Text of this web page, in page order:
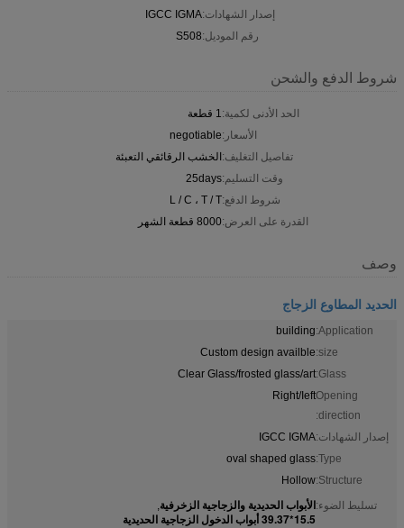
إصدار الشهادات:IGCC IGMA
رقم الموديل:S508
شروط الدفع والشحن
الحد الأدنى لكمية:1 قطعة
الأسعار:negotiable
تفاصيل التغليف:الخشب الرقائقي التعبئة
وقت التسليم:25days
شروط الدفع:L / C ، T / T
القدرة على العرض:8000 قطعة الشهر
وصف
الحديد المطاوع الزجاج
Application:
building
size:
Custom design availble
Glass:
Clear Glass/frosted glass/art
Opening
direction:
Right/Ieft
إصدار الشهادات:IGCC IGMA
Type:
oval shaped glass
Structure:
Hollow
تسليط الضوء:الأبواب الحديدية والزجاجية الزخرفية,
15.5*39.37 أبواب الدخول الزجاجية الحديدية